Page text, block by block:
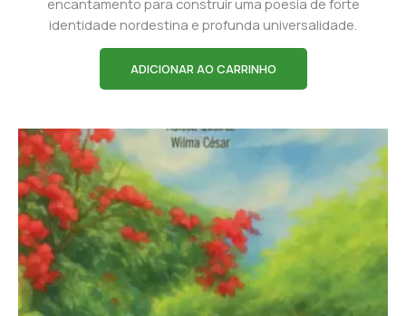
encantamento para construir uma poesia de forte
identidade nordestina e profunda universalidade.
ADICIONAR AO CARRINHO